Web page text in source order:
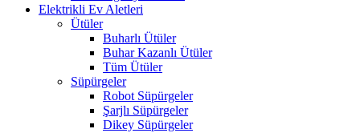
Elektrikli Ev Aletleri
Ütüler
Buharlı Ütüler
Buhar Kazanlı Ütüler
Tüm Ütüler
Süpürgeler
Robot Süpürgeler
Şarjlı Süpürgeler
Dikey Süpürgeler